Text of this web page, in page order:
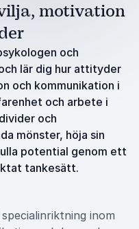
motivation
och
lär dig hur attityder
och kommunikation i
och arbete i
och
mönster, höja sin
potential genom ett
tankesätt.
inom